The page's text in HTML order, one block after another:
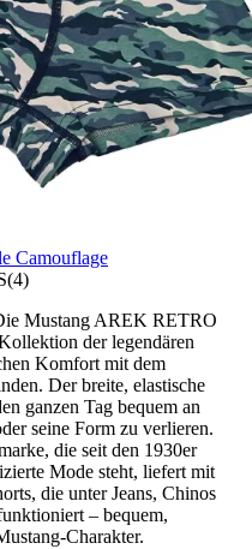
Camouflage
Mustang AREK RETRO
der legendären
Komfort mit dem
Der breite, elastische
ganzen Tag bequem an
seine Form zu verlieren.
die seit den 1930er
Mode steht, liefert mit
die unter Jeans, Chinos
– bequem,
Charakter.